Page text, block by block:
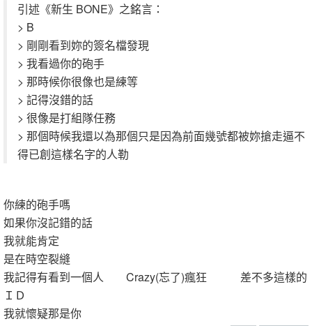
引述《新生 BONE》之銘言：
> B
> 剛剛看到妳的簽名檔發現
> 我看過你的砲手
> 那時候你很像也是練等
> 記得沒錯的話
> 很像是打組隊任務
> 那個時候我還以為那個只是因為前面幾號都被妳搶走逼不
得已創這樣名字的人勒
你練的砲手嗎
如果你沒記錯的話
我就能肯定
是在時空裂縫
我記得有看到一個人 Crazy(忘了)瘋狂 差不多這樣的
ＩＤ
我就懷疑那是你